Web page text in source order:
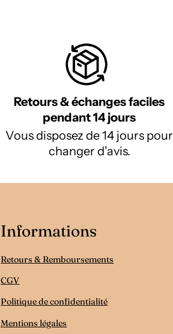
Retours & échanges faciles
pendant 14 jours
Vous disposez de 14 jours pour
changer d'avis.
Informations
Retours & Remboursements
CGV
Politique de confidentialité
Mentions légales